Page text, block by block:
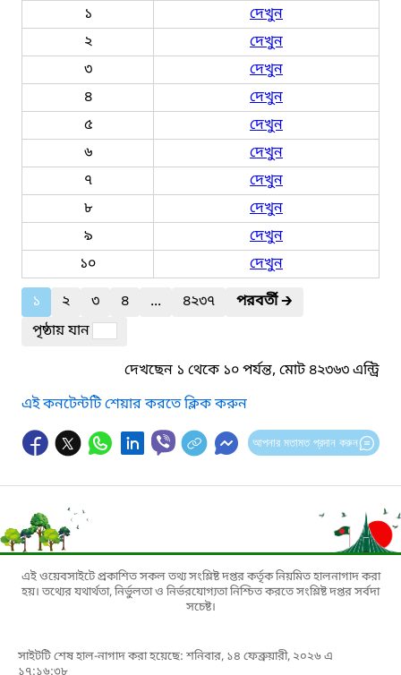
১
দেখুন
২
দেখুন
৩
দেখুন
৪
দেখুন
৫
দেখুন
৬
দেখুন
৭
দেখুন
৮
দেখুন
৯
দেখুন
১০
দেখুন
১
২ ৩ ৪ ... ৪২৩৭ পরবর্তী🡲
পৃষ্ঠায় যান
দেখছেন ১ থেকে ১০ পর্যন্ত, মোট ৪২৩৬৩ এন্ট্রি
এই কনটেন্টটি শেয়ার করতে ক্লিক করুন
আপনার মতামত প্রদান করুন
এই ওয়েবসাইটে প্রকাশিত সকল তথ্য সংশ্লিষ্ট দপ্তর কর্তৃক নিয়মিত হালনাগাদ করা
হয়। তথ্যের যথার্থতা, নির্ভুলতা ও নির্ভরযোগ্যতা নিশ্চিত করতে সংশ্লিষ্ট দপ্তর সর্বদা
সচেষ্ট।
সাইটটি শেষ হাল-নাগাদ করা হয়েছে: শনিবার, ১৪ ফেব্রুয়ারী, ২০২৬ এ
১৭:১৬:৩৮